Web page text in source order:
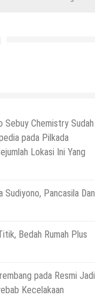
Sebuy Chemistry Sudah
pada Pilkada
Lokasi Ini Yang
Pancasila Dan
Bedah Rumah Plus
pada Resmi Jadi
Kecelakaan